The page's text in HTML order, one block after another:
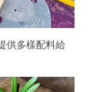
供多樣配料給